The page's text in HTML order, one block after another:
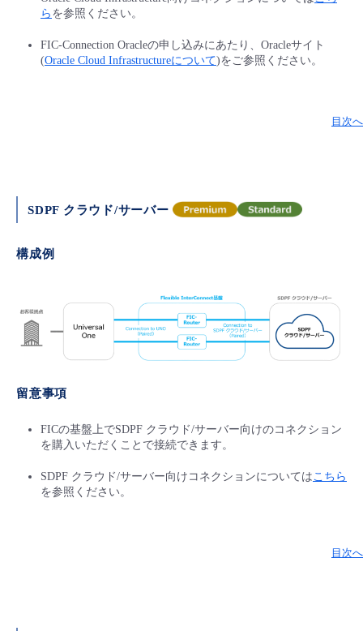
ら を参照ください。
FIC-Connection Oracleの申し込みにあたり、Oracleサイト
(Oracle Cloud Infrastructureについて)をご参照ください。
目次へ
SDPF クラウド/サーバー
構成例
留意事項
FICの基盤上でSDPF クラウド/サーバー向けのコネクション
を購入いただくことで接続できます。
SDPF クラウド/サーバー向けコネクションについては こちら
を参照ください。
目次へ